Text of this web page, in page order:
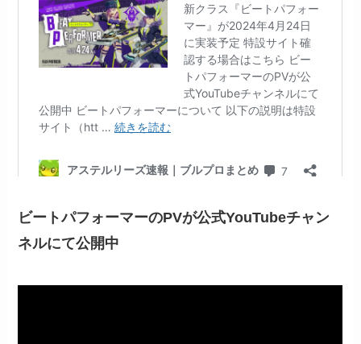
ビートパフォーマーのPVが公式YouTubeチャン
ネルにて公開中